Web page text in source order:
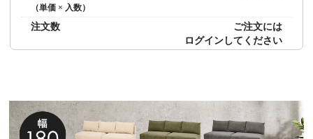
（単価 × 入数）
注文数
ご注文には
ログインしてください